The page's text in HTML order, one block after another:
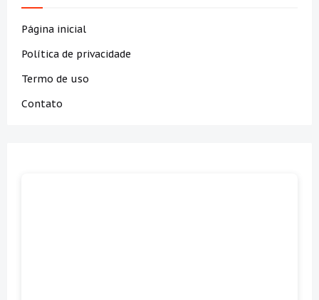
Página inicial
Política de privacidade
Termo de uso
Contato